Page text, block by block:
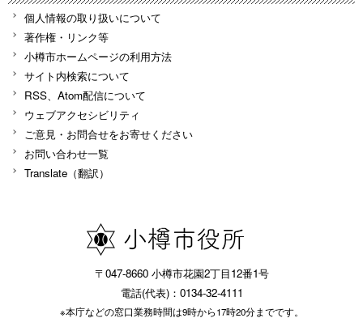
個人情報の取り扱いについて
著作権・リンク等
小樽市ホームページの利用方法
サイト内検索について
RSS、Atom配信について
ウェブアクセシビリティ
ご意見・お問合せをお寄せください
お問い合わせ一覧
Translate（翻訳）
〒047-8660 小樽市花園2丁目12番1号
電話(代表)：0134-32-4111
※本庁などの窓口業務時間は9時から17時20分までです。